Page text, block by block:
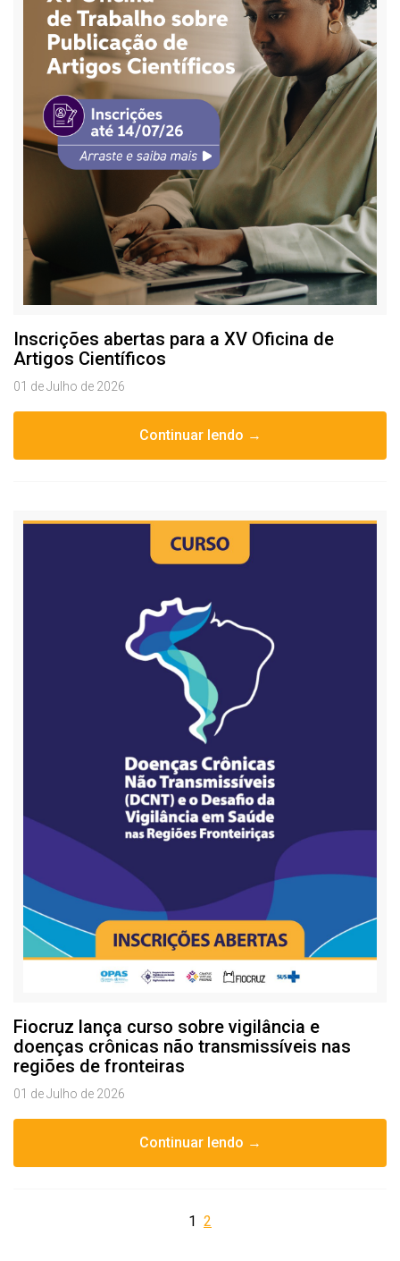
Inscrições abertas para a XV Oficina de
Artigos Científicos
01 de Julho de 2026
Continuar lendo →
Fiocruz lança curso sobre vigilância e
doenças crônicas não transmissíveis nas
regiões de fronteiras
01 de Julho de 2026
Continuar lendo →
1 2